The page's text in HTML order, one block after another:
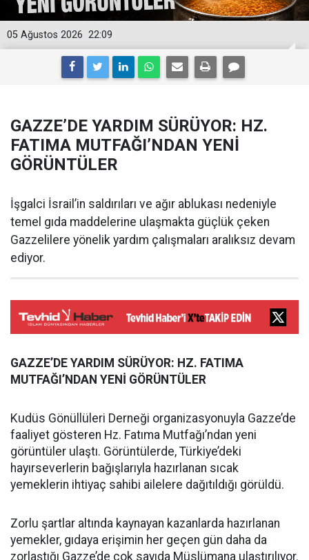
22:09
05 Ağustos 2026
GAZZE’DE YARDIM SÜRÜYOR: HZ.
FATIMA MUTFAĞI’NDAN YENİ
GÖRÜNTÜLER
İşgalci İsrail’in saldırıları ve ağır ablukası nedeniyle
temel gıda maddelerine ulaşmakta güçlük çeken
Gazzelilere yönelik yardım çalışmaları aralıksız devam
ediyor.
GAZZE’DE YARDIM SÜRÜYOR: HZ. FATIMA
MUTFAĞI’NDAN YENİ GÖRÜNTÜLER
Kudüs Gönüllüleri Derneği organizasyonuyla Gazze’de
faaliyet gösteren Hz. Fatıma Mutfağı’ndan yeni
görüntüler ulaştı. Görüntülerde, Türkiye’deki
hayırseverlerin bağışlarıyla hazırlanan sıcak
yemeklerin ihtiyaç sahibi ailelere dağıtıldığı görüldü.
Zorlu şartlar altında kaynayan kazanlarda hazırlanan
yemekler, gıdaya erişimin her geçen gün daha da
zorlaştığı Gazze’de çok sayıda Müslümana ulaştırılıyor.